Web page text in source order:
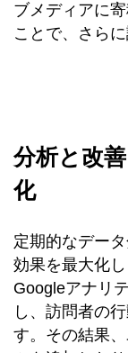
ブメディアに
ことで、さら
分析と改
化
定期的なデー
効果を最大化し
Googleアナリ
し、訪問者の
す。その結果